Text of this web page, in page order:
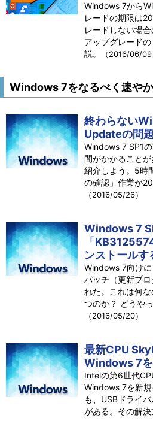
Windows 7から
レードの期限は
レードしない場
アップグレード
説。
（2016/06/09
Windows 7をなるべく速や
終わらない
Updateの問
Windows 7 SP1
間がかかること
紹介しよう。5時
の確認」作業が
（2016/05/26）
Windows 7
「
ンストールす
Windows 7向け
パッチ（更新プ
れた。これは何
つのか？ どうや
（2016/05/20）
最新CPU
Windows 7
Intelの第6世代
Windows 7を新
も、USBドライ
がある。その解決